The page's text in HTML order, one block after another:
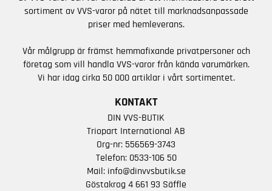
sortiment av VVS-varor på nätet till marknadsanpassade
priser med hemleverans.
Vår målgrupp är främst hemmafixande privatpersoner och
företag som vill handla VVS-varor från kända varumärken.
Vi har idag cirka 50 000 artiklar i vårt sortimentet.
KONTAKT
DIN VVS-BUTIK
Triopart International AB
Org-nr: 556569-3743
Telefon: 0533-106 50
Mail: info@dinvvsbutik.se
Göstakrog 4 661 93 Säffle